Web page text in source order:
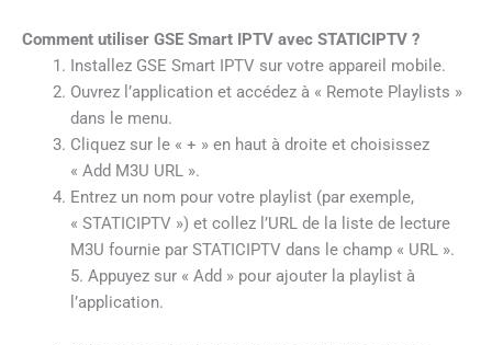
Comment utiliser GSE Smart IPTV avec STATICIPTV ?
Installez GSE Smart IPTV sur votre appareil mobile.
Ouvrez l’application et accédez à « Remote Playlists »
dans le menu.
Cliquez sur le « + » en haut à droite et choisissez
« Add M3U URL ».
Entrez un nom pour votre playlist (par exemple,
« STATICIPTV ») et collez l’URL de la liste de lecture
M3U fournie par STATICIPTV dans le champ « URL ».
5. Appuyez sur « Add » pour ajouter la playlist à
l’application.